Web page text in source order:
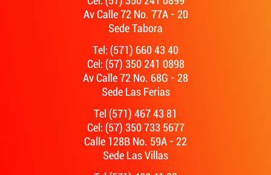
Av Calle 72 No. 77A - 20
Sede Tabora
Tel: (571) 660 43 40
Cel: (57) 350 241 0898
Av Calle 72 No. 68G - 28
Sede Las Ferias
Tel (571) 467 43 81
Cel: (57) 350 733 5677
Calle 128B No. 59A - 22
Sede Las Villas